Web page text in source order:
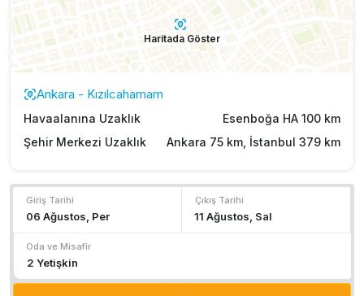
Haritada Göster
Ankara - Kızılcahamam
Havaalanına Uzaklık
Esenboğa HA 100 km
Şehir Merkezi Uzaklık
Ankara 75 km, İstanbul 379 km
Giriş Tarihi Çıkış Tarihi
Oda ve Misafir